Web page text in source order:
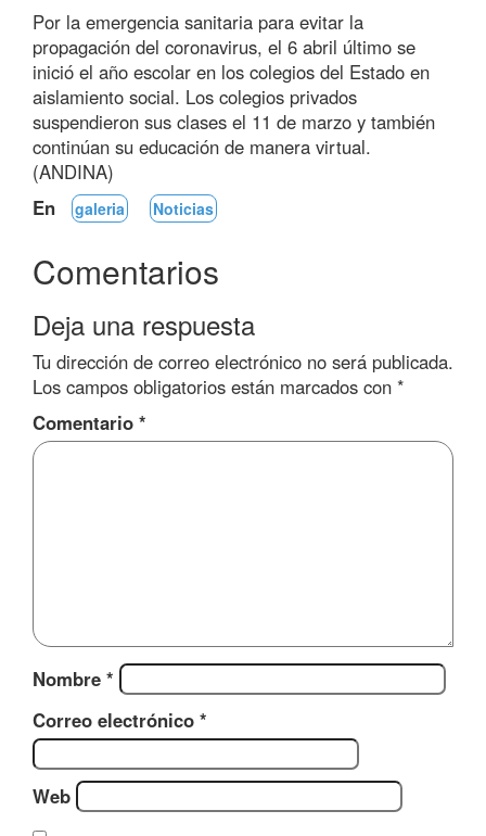
Por la emergencia sanitaria para evitar la
propagación del coronavirus, el 6 abril último se
inició el año escolar en los colegios del Estado en
aislamiento social. Los colegios privados
suspendieron sus clases el 11 de marzo y también
continúan su educación de manera virtual.
(ANDINA)
En
galeria Noticias
Comentarios
Deja una respuesta
Tu dirección de correo electrónico no será publicada.
Los campos obligatorios están marcados con *
Comentario *
Nombre *
Correo electrónico *
Web